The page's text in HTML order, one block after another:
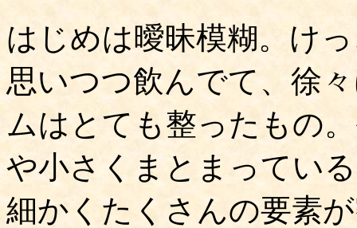
はじめは曖昧模糊。け
思いつつ飲んでて、徐
ムはとても整ったもの
や小さくまとまってい
細かくたくさんの要素